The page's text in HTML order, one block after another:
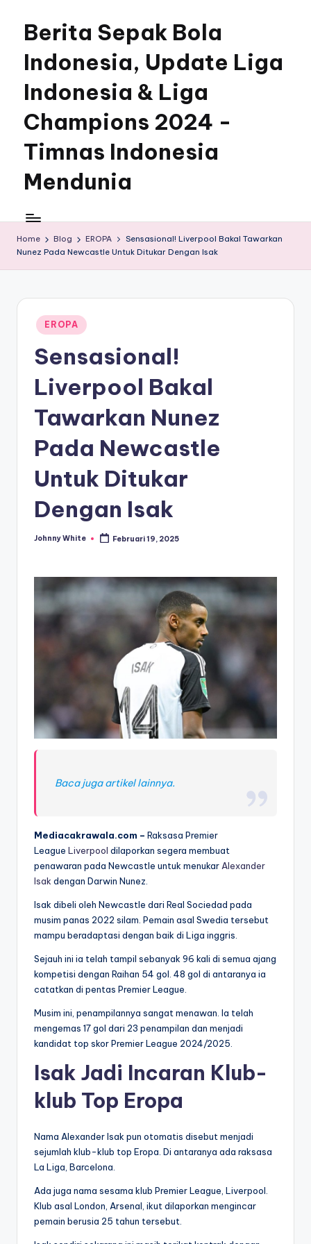
content
Berita Sepak Bola
Indonesia, Update Liga
Indonesia & Liga
Champions 2024 -
Timnas Indonesia
Mendunia
Home Blog EROPA
Sensasional! Liverpool Bakal Tawarkan
Nunez Pada Newcastle Untuk Ditukar Dengan Isak
Posted
in
EROPA
Sensasional!
Liverpool Bakal
Tawarkan Nunez
Pada Newcastle
Untuk Ditukar
Dengan Isak
Posted
Johnny White Februari 19, 2025
Baca juga artikel lainnya.
Mediacakrawala.com – Raksasa Premier
League Liverpool dilaporkan segera membuat
penawaran pada Newcastle untuk menukarAlexander
Isak dengan Darwin Nunez.
Isak dibeli oleh Newcastle dari Real Sociedad pada
musim panas 2022 silam. Pemain asal Swedia tersebut
mampu beradaptasi dengan baik di Liga inggris.
Sejauh ini ia telah tampil sebanyak 96 kali di semua ajang
kompetisi dengan Raihan 54 gol. 48 gol di antaranya ia
catatkan di pentas Premier League.
Musim ini, penampilannya sangat menawan. Ia telah
mengemas 17 gol dari 23 penampilan dan menjadi
kandidat top skor Premier League 2024/2025.
Isak Jadi Incaran Klub-
klub Top Eropa
Nama Alexander Isak pun otomatis disebut menjadi
sejumlah klub-klub top Eropa. Di antaranya ada raksasa
La Liga, Barcelona.
Ada juga nama sesama klub Premier League, Liverpool.
Klub asal London, Arsenal, ikut dilaporkan mengincar
pemain berusia 25 tahun tersebut.